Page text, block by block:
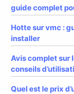
guide complet
Hotte sur vmc :
installer
Avis complet sur
conseils
Quel est le prix